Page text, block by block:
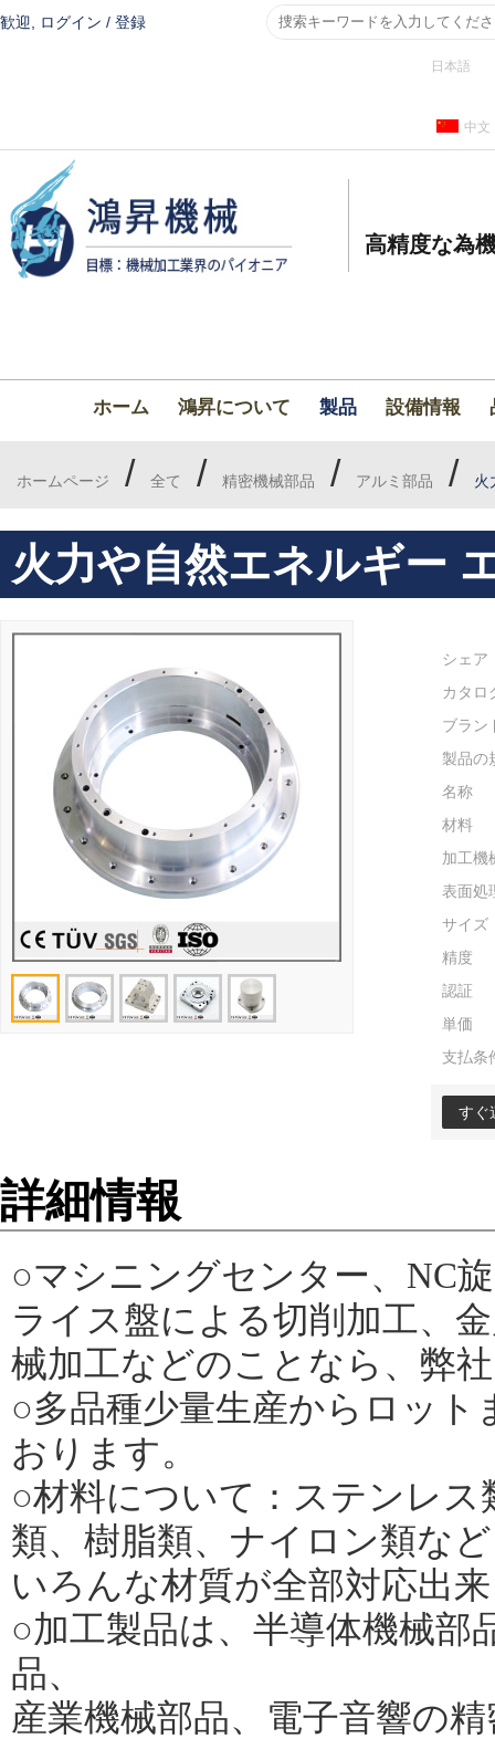
歓迎, ログイン / 登録
日本語
中文
高精度な為
ホーム 鴻昇について 製品 設備情報
ホームページ / 全て / 精密機械部品 / アルミ部品 / 火
火力や自然エネルギー
シェア
カタロ
ブラン
製品の
名称
材料
加工機
表面処
サイズ
精度
認証
単価
支払条
すぐ
詳細情報
○マシニングセンター、NC
ライス盤による切削加工、
械加工などのことなら、弊
○多品種少量生産からロッ
おります。
○材料について：ステンレ
類、樹脂類、ナイロン類など
いろんな材質が全部対応出
○加工製品は、半導体機械部
品、
産業機械部品、電子音響の